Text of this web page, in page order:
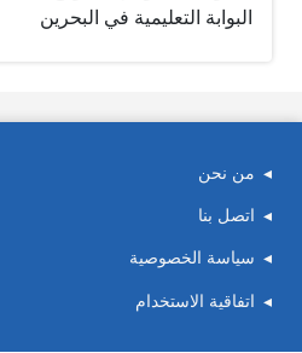
البوابة التعليمية في البحرين
من نحن
اتصل بنا
سياسة الخصوصية
اتفاقية الاستخدام